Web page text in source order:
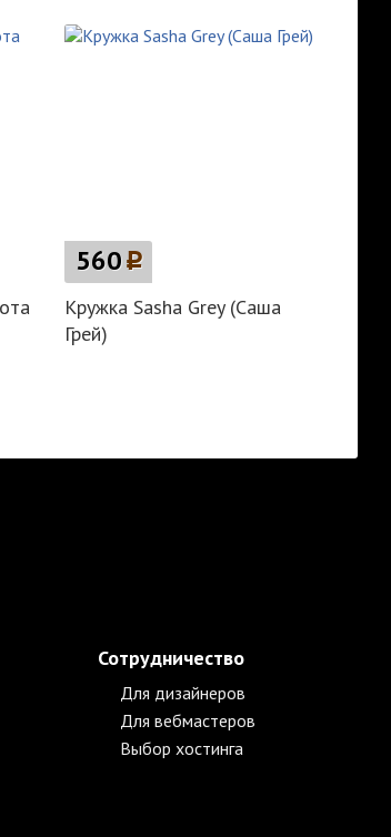
560p
Кружка Sasha Grey (Саша
Грей)
Сотрудничество
Для дизайнеров
Для вебмастеров
Выбор хостинга